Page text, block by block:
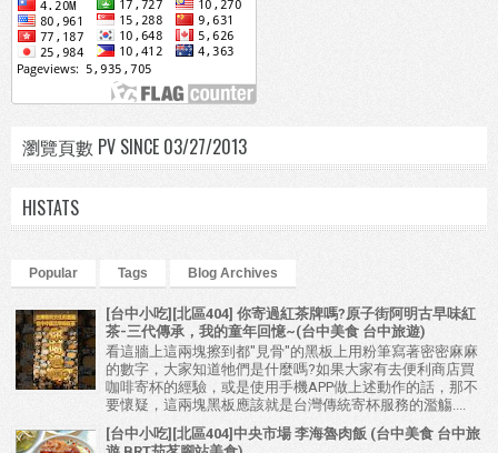
瀏覽頁數 PV SINCE 03/27/2013
HISTATS
Popular Tags Blog Archives
[台中小吃][北區404] 你寄過紅茶牌嗎?原子街阿明古早味紅
茶-三代傳承，我的童年回憶~(台中美食 台中旅遊)
看這牆上這兩塊擦到都"見骨"的黑板上用粉筆寫著密密麻麻
的數字，大家知道牠們是什麼嗎?如果大家有去便利商店買
咖啡寄杯的經驗，或是使用手機APP做上述動作的話，那不
要懷疑，這兩塊黑板應該就是台灣傳統寄杯服務的濫觴....
[台中小吃][北區404]中央市場 李海魯肉飯 (台中美食 台中旅